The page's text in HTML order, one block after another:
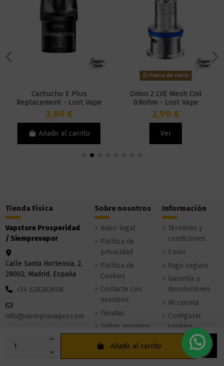
Añadir al carrito
Cartucho E Plus
Replacement - Lost Vape
3,90 €
Añadir al carrito
Fuera de stock
Orion 2 LVE Mesh Coil
0.8ohm - Lost Vape
2,90 €
Ver
Tienda Física
Vapstore Prosperidad
/ Siemprevapor
Calle Santa Hortensia, 2,
28002, Madrid, España
+34 628282608
info@siemprevapor.com
Sobre nosotros
Aviso legal
Política de
privacidad
Política de
Cookies
Contacte con
nosotros
Tiendas
Sobre nosotros
Información
Términos y
condiciones
Envío
Pago seguro
Garantía y
devoluciones
Mi cuenta
Configurar
cookies